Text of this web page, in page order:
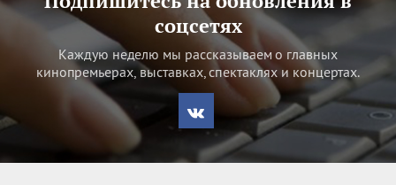
соцсетях
Каждую неделю мы рассказываем о главных
кинопремьерах, выставках, спектаклях и концертах.